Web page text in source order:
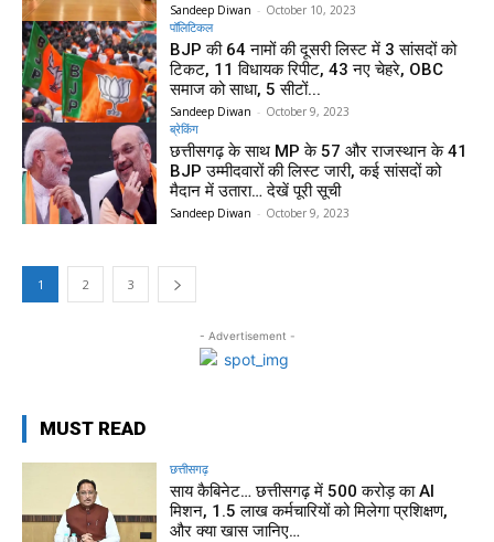
Sandeep Diwan - October 10, 2023
पॉलिटिकल
BJP की 64 नामों की दूसरी लिस्ट में 3 सांसदों को
टिकट, 11 विधायक रिपीट, 43 नए चेहरे, OBC
समाज को साधा, 5 सीटों...
Sandeep Diwan - October 9, 2023
ब्रेकिंग
छत्तीसगढ़ के साथ MP के 57 और राजस्थान के 41
BJP उम्मीदवारों की लिस्ट जारी, कई सांसदों को
मैदान में उतारा… देखें पूरी सूची
Sandeep Diwan - October 9, 2023
1 2 3
- Advertisement -
MUST READ
छत्तीसगढ़
साय कैबिनेट… छत्तीसगढ़ में 500 करोड़ का AI
मिशन, 1.5 लाख कर्मचारियों को मिलेगा प्रशिक्षण,
और क्या खास जानिए…